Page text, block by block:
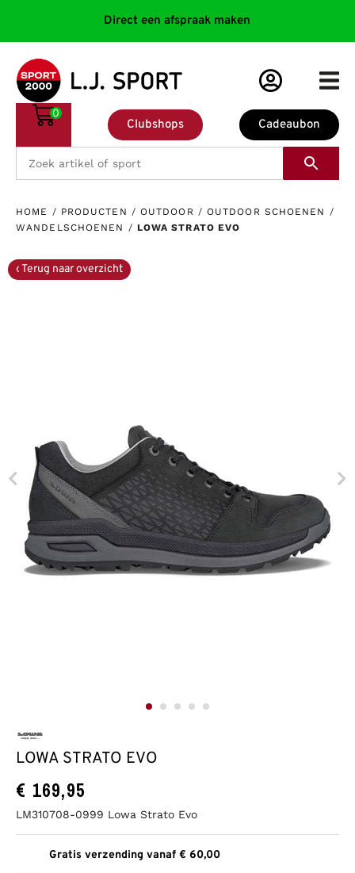
Direct een afspraak maken
Cadeaubon
Clubshops
0
HOME / PRODUCTEN / OUTDOOR / OUTDOOR SCHOENEN /
WANDELSCHOENEN / LOWA STRATO EVO
LOWA STRATO EVO
€ 169,95
LM310708-0999 Lowa Strato Evo
Gratis verzending vanaf € 60,00